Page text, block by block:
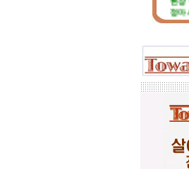
정
재
번
직접
팀에
적도
☆포
로
토